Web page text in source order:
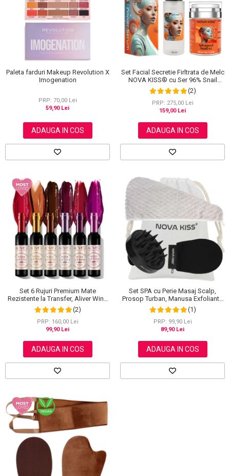
Paleta farduri Makeup Revolution X
Imogenation
PRP: 70,00 Lei
59,90 Lei
ADAUGA IN COS
Set Facial Secretie Firltrata de Melc
NOVA KISS® cu Ser 96% Snail
Power si Crema Advanced Snail 92
All in One
(2)
PRP: 275,00 Lei
159,00 Lei
ADAUGA IN COS
Set 6 Rujuri Premium Mate
Rezistente la Transfer, Aliver Wine
Lip Tint Waterproof, 7 g X 6 buc
(2)
PRP: 160,00 Lei
99,90 Lei
ADAUGA IN COS
Set SPA cu Perie Masaj Scalp,
Prosop Turban, Manusa Exfolianta
si Saculet din Bumbac, NOVA
KISS®
(1)
PRP: 99,90 Lei
89,90 Lei
ADAUGA IN COS